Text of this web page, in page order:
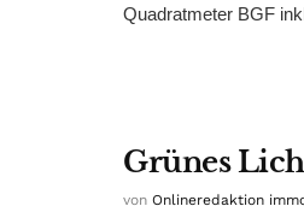
Quadratmeter BGF
Grünes
von Onlineredaktion